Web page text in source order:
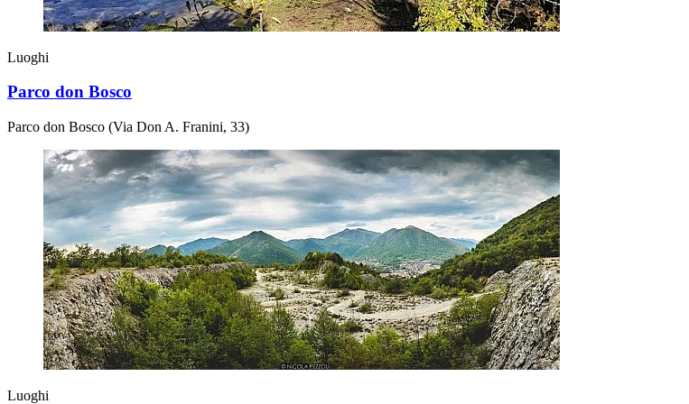
Luoghi
Parco don Bosco
Parco don Bosco (Via Don A. Franini, 33)
Luoghi